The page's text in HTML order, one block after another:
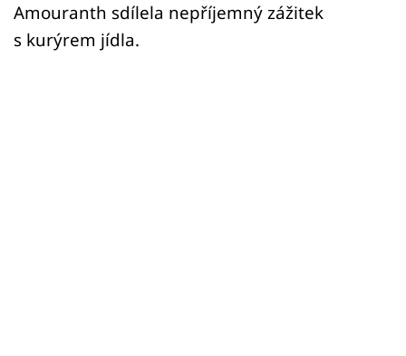
Sledujte nás
Amouranth sdílela nepříjemný zážitek
s kurýrem jídla.